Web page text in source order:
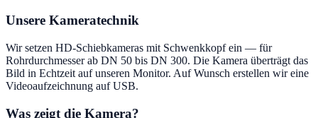
Unsere Kameratechnik
Wir setzen HD-Schiebkameras mit Schwenkkopf ein — für
Rohrdurchmesser ab DN 50 bis DN 300. Die Kamera überträgt das
Bild in Echtzeit auf unseren Monitor. Auf Wunsch erstellen wir eine
Videoaufzeichnung auf USB.
Was zeigt die Kamera?